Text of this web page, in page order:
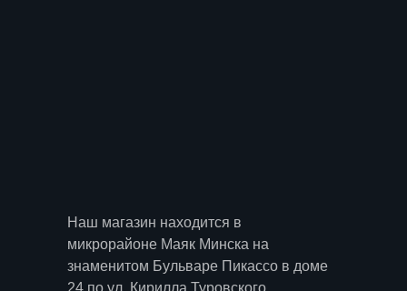
Наш магазин находится в
микрорайоне Маяк Минска на
знаменитом Бульваре Пикассо в доме